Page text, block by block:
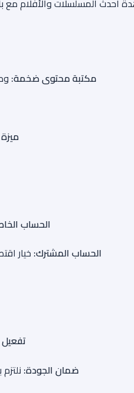
مكتبة محتوى ضخمة:
الحساب
الحساب المشترك: خيار
ضمان الجودة: